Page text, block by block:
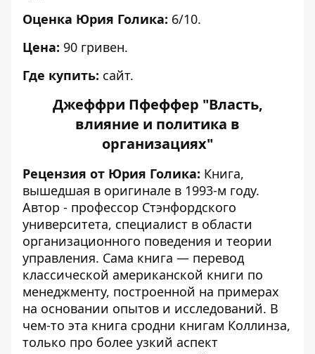
Оценка Юрия Голика: 6/10.
Цена: 90 гривен.
Где купить: сайт.
Джеффри Пфеффер "Власть,
влияние и политика в
организациях"
Рецензия от Юрия Голика: Книга,
вышедшая в оригинале в 1993-м году.
Автор - профессор Стэнфордского
университета, специалист в области
организационного поведения и теории
управления. Сама книга — перевод
классической американской книги по
менеджменту, построенной на примерах
на основании опытов и исследований. В
чем-то эта книга сродни книгам Коллинза,
только про более узкий аспект